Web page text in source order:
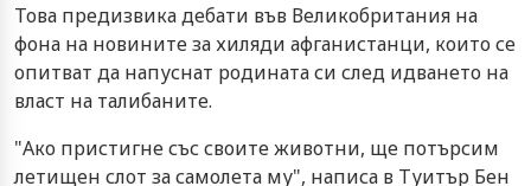
Това предизвика дебати във Великобритания на
фона на новините за хиляди афганистанци, които се
опитват да напуснат родината си след идването на
власт на талибаните.
"Ако пристигне със своите животни, ще потърсим
летищен слот за самолета му", написа в Туитър Бен